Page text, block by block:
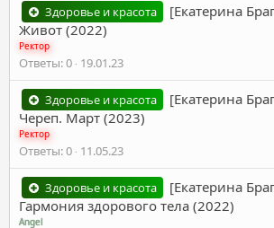
Здоровье и красота
[Екатерина
Живот (2022)
Ректор
Ответы 0 19.01.23
Здоровье и красота
[Екатерина
Череп. Март (2023)
Ректор
Ответы 0 11.05.23
Здоровье и красота
[Екатерина
Гармония здорового тела (2022)
Angel